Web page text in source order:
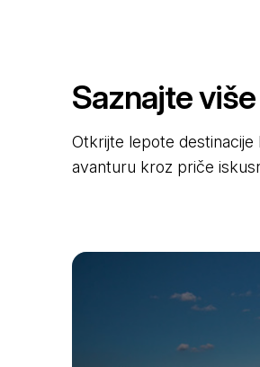
Saznajte
Otkrijte lepote destinacije
avanturu kroz priče